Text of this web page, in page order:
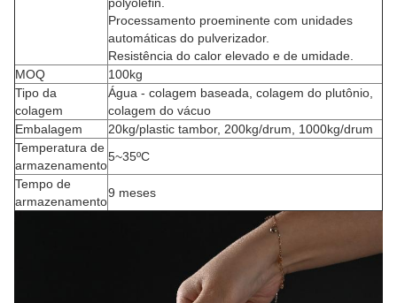
Processamento proeminente com unidades
automáticas do pulverizador.
Resistência do calor elevado e de umidade.
MOQ
100kg
Tipo da
colagem
Água - colagem baseada, colagem do plutônio,
colagem do vácuo
Embalagem
20kg/plastic tambor, 200kg/drum, 1000kg/drum
Temperatura de
armazenamento
5~35ºC
Tempo de
armazenamento
9 meses